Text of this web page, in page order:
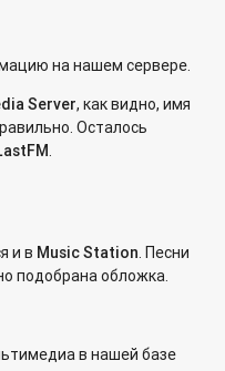
на нашем сервере.
Server, как видно, имя
Осталось
.
и в Music Station. Песни
подобрана обложка.
в нашей базе